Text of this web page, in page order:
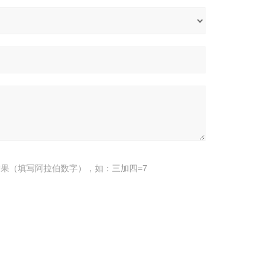
（填写阿拉伯数字），如：三加四=7